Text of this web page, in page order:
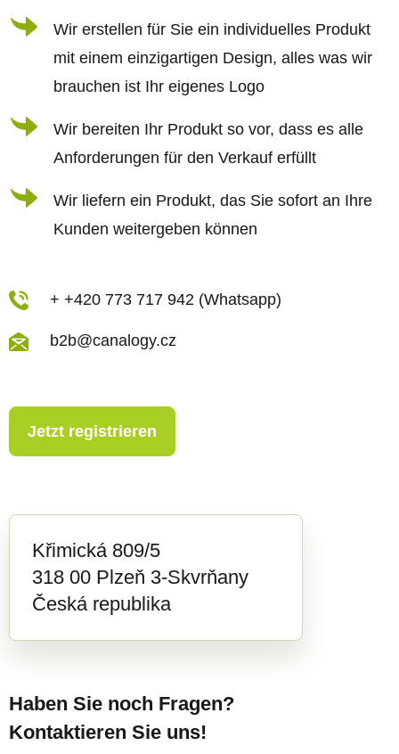
e
m
e
n
t
e
d
e
i
Wir erstellen für Sie ein individuelles Produkt
mit einem einzigartigen Design, alles was wir
brauchen ist Ihr eigenes Logo
Wir bereiten Ihr Produkt so vor, dass es alle
Anforderungen für den Verkauf erfüllt
Wir liefern ein Produkt, das Sie sofort an Ihre
Kunden weitergeben können
+ +420 773 717 942 (Whatsapp)
b2b@canalogy.cz
Jetzt registrieren
Křimická 809/5
318 00 Plzeň 3-Skvrňany
Česká republika
Haben Sie noch Fragen?
Kontaktieren Sie uns!